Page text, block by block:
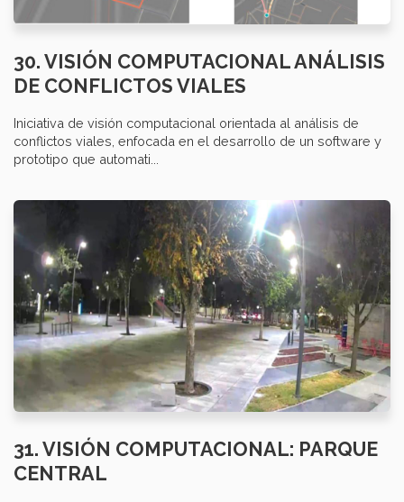
30. VISIÓN COMPUTACIONAL ANÁLISIS
DE CONFLICTOS VIALES
Iniciativa de visión computacional orientada al análisis de
conflictos viales, enfocada en el desarrollo de un software y
prototipo que automati...
31. VISIÓN COMPUTACIONAL: PARQUE
CENTRAL